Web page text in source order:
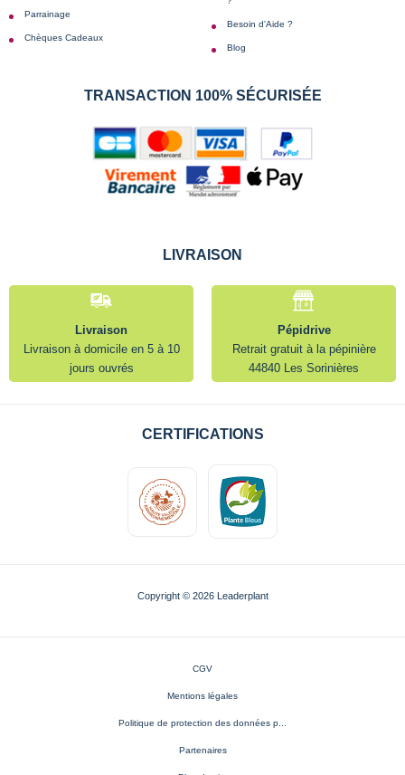
Parrainage
Chèques Cadeaux
Besoin d'Aide ?
Blog
TRANSACTION 100% SÉCURISÉE
LIVRAISON
Livraison
Livraison à domicile en 5 à 10
jours ouvrés
Pépidrive
Retrait gratuit à la pépinière
44840 Les Sorinières
CERTIFICATIONS
Copyright © 2026 Leaderplant
CGV
Mentions légales
Politique de protection des données p...
Partenaires